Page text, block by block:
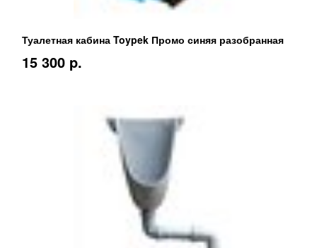
Туалетная кабина Toypek Промо синяя разобранная
15 300 p.